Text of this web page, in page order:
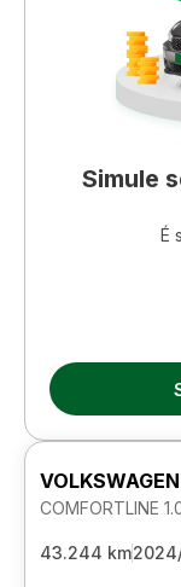
Simule
É
43.244 km